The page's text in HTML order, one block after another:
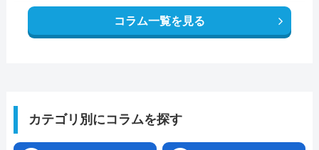
コラム一覧を見る
カテゴリ別にコラムを探す